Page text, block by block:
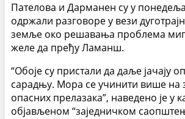
Пателова и Дарманен су у
одржали разговоре у вези
земље око решавања проблема
желе да пређу Ламанш.
“Обоје су пристали да даље јачају
сарадњу. Мора се учинити више на
опасних прелазака”, наведено је у
објављеном “заједничком